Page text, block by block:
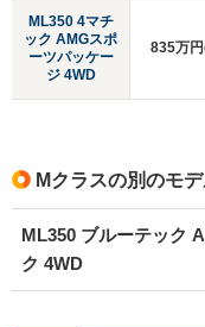
ML350 4マチ
ック AMGスポ
ーツパッケー
ジ 4WD
835万
Mクラスの別のモ
ML350 ブルーテック
ク 4WD